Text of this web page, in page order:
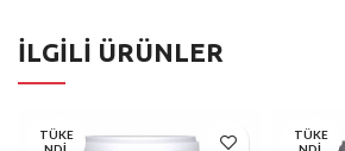
İLGILI ÜRÜNLER
TÜKE
TÜKE